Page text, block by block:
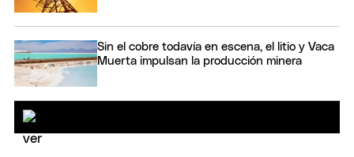
Sin el cobre todavía en escena, el litio y Vaca
Muerta impulsan la producción minera